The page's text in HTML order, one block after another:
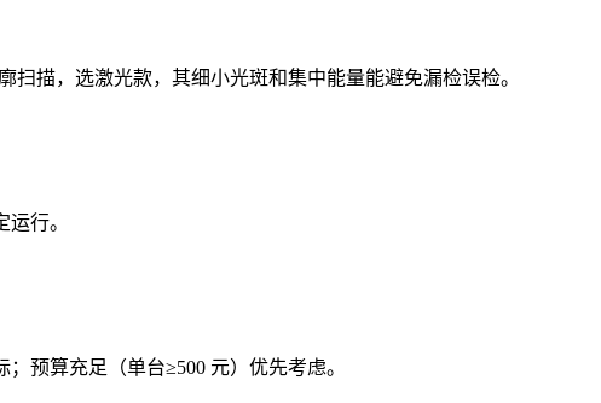
描，选激光款，其细小光斑和集中能量能避免漏检误检。
行。
预算充足（单台≥500 元）优先考虑。